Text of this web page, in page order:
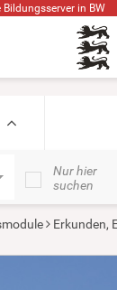
Bildungsserver in BW
Nur hier
suchen
Erkunden,